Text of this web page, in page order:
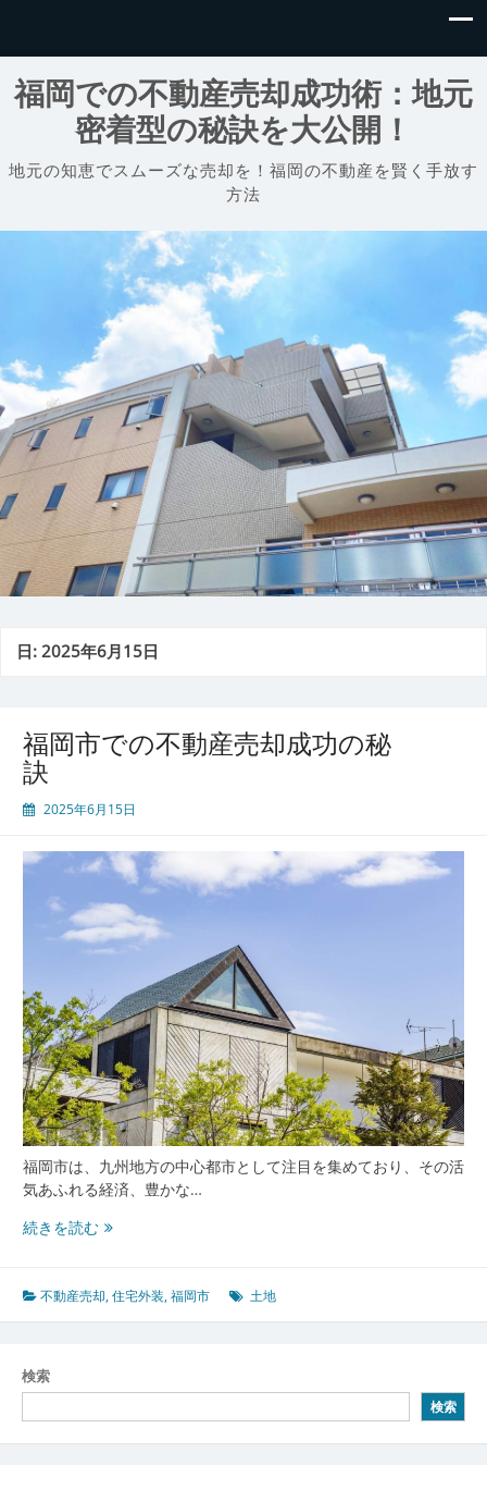
福岡での不動産売却成功術：地元
密着型の秘訣を大公開！
地元の知恵でスムーズな売却を！福岡の不動産を賢く手放す
方法
日:2025年6月15日
福岡市での不動産売却成功の秘
訣
2025年6月15日
福岡市は、九州地方の中心都市として注目を集めており、その活
気あふれる経済、豊かな…
続きを読む福
で
の
不動産売却,住宅外装,福岡市 土地
検索
検索